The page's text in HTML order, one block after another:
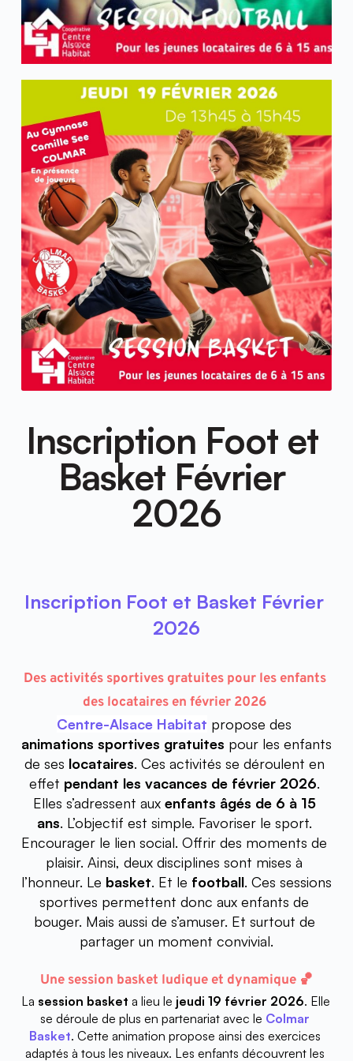
Inscription Foot et
Basket Février
2026
Inscription Foot et Basket Février
2026
Des activités sportives gratuites pour les enfants
des locataires en février 2026
Centre-Alsace Habitat
animations sportives gratuites pour les enfants
de ses locataires. Ces activités se déroulent en
effet pendant les vacances de février 2026.
Elles s’adressent aux enfants âgés de 6 à 15
ans. L’objectif est simple. Favoriser le sport.
Encourager le lien social. Offrir des moments de
plaisir. Ainsi, deux disciplines sont mises à
l’honneur. Le basket. Et le football. Ces sessions
sportives permettent donc aux enfants de
bouger. Mais aussi de s’amuser. Et surtout de
partager un moment convivial.
Une session basket ludique et dynamique 🏀
La session basket a lieu le jeudi 19 février 2026. Elle
se déroule de plus en partenariat avec le Colmar
Basket. Cette animation propose ainsi des exercices
adaptés à tous les niveaux. Les enfants découvrent les